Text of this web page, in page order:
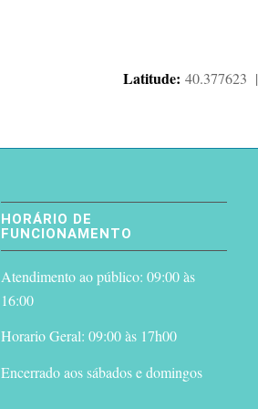
Latitude: 40.377623 |
HORÁRIO DE
FUNCIONAMENTO
Atendimento ao público: 09:00 às
16:00
Horario Geral: 09:00 às 17h00
Encerrado aos sábados e domingos